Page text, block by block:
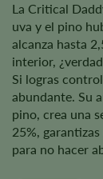
La Critical
uva y el pino
alcanza hasta
interior,
Si logras
abundante. Su
pino, crea una
25%,
para no hacer